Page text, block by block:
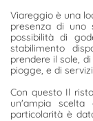
Viareggio è una
presenza di uno
possibilità di
stabilimento
prendere il sole,
piogge, e di
Con questo Il
un'ampia
particolarità è